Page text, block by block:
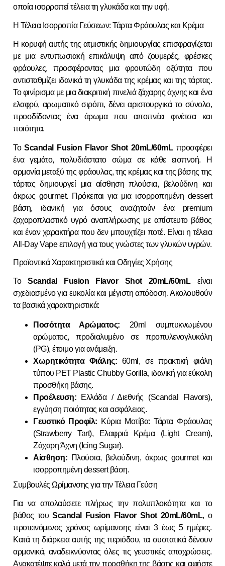
οποία ισορροπεί τέλεια τη γλυκάδα και την υφή.
Η Τέλεια Ισορροπία Γεύσεων: Τάρτα Φράουλας και Κρέμα
Η κορυφή αυτής της ατμιστικής δημιουργίας επισφραγίζεται
με μια εντυπωσιακή επικάλυψη από ζουμερές, φρέσκες
φράουλες, προσφέροντας μια φρουτώδη οξύτητα που
αντισταθμίζει ιδανικά τη γλυκάδα της κρέμας και της τάρτας.
Το φινίρισμα με μια διακριτική πινελιά ζάχαρης άχνης και ένα
ελαφρύ, αρωματικό σιρόπι, δένει αριστουργικά το σύνολο,
προσδίδοντας ένα άρωμα που αποπνέει φινέτσα και
ποιότητα.
ΤοScandal Fusion Flavor Shot 20mL/60mLπροσφέρει
ένα γεμάτο, πολυδιάστατο σώμα σε κάθε εισπνοή. Η
αρμονία μεταξύ της φράουλας, της κρέμας και της βάσης της
τάρτας δημιουργεί μια αίσθηση πλούσια, βελούδινη και
άκρως gourmet. Πρόκειται για μια ισορροπημένη dessert
βάση, ιδανική για όσους αναζητούν ένα premium
ζαχαροπλαστικό υγρό αναπλήρωσης με απίστευτο βάθος
και έναν χαρακτήρα που δεν μπουχτίζει ποτέ. Είναι η τέλεια
All-Day Vape επιλογή για τους γνώστες των γλυκών υγρών.
Προϊοντικά Χαρακτηριστικά και Οδηγίες Χρήσης
ΤοScandal Fusion Flavor Shot 20mL/60mLείναι
σχεδιασμένο για ευκολία και μέγιστη απόδοση. Ακολουθούν
τα βασικά χαρακτηριστικά:
Ποσότητα Αρώματος: 20ml συμπυκνωμένου
αρώματος, προδιαλυμένο σε προπυλενογλυκόλη
(PG), έτοιμο για ανάμειξη.
Χωρητικότητα Φιάλης: 60ml, σε πρακτική φιάλη
τύπου PET Plastic Chubby Gorilla, ιδανική για εύκολη
προσθήκη βάσης.
Προέλευση: Ελλάδα / Διεθνής (Scandal Flavors),
εγγύηση ποιότητας και ασφάλειας.
Γευστικό Προφίλ: Κύρια Μοτίβα: Τάρτα Φράουλας
(Strawberry Tart), Ελαφριά Κρέμα (Light Cream),
Ζάχαρη Άχνη (Icing Sugar).
Αίσθηση: Πλούσια, βελούδινη, άκρως gourmet και
ισορροπημένη dessert βάση.
Συμβουλές Ωρίμανσης για την Τέλεια Γεύση
Για να απολαύσετε πλήρως την πολυπλοκότητα και το
βάθος του Scandal Fusion Flavor Shot 20mL/60mL, ο
προτεινόμενος χρόνος ωρίμανσης είναι 3 έως 5 ημέρες.
Κατά τη διάρκεια αυτής της περιόδου, τα συστατικά δένουν
αρμονικά, αναδεικνύοντας όλες τις γευστικές αποχρώσεις.
Ανακατέψτε καλά μετά την προσθήκη της βάσης και αφήστε